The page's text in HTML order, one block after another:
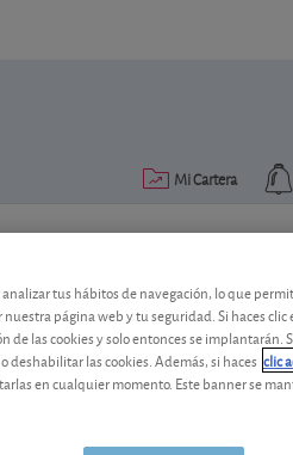
Mi Cartera
24,78 EUR
0,19 EUR (0,77 %)
tus hábitos de navegación, lo que
página web y tu seguridad. Si haces
las cookies y solo entonces se implantarán.
las cookies. Además, si haces clic
en cualquier momento. Este banner se